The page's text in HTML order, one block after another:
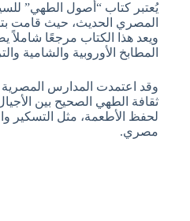
يُعتبر كتاب “أصول الطهي”
المصري الحديث، حيث قامت
ويعد هذا الكتاب مرجعًا شاملاً
المطابخ الأوروبية والشامية
وقد اعتمدت المدارس
ثقافة الطهي الصحيح بين
لحفظ الأطعمة، مثل التسكير
مصري.